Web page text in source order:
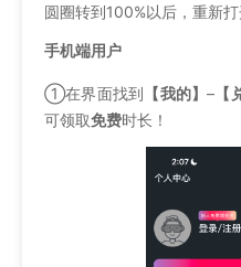
圆圈转到100%以后，重新
手机端用户
①在界面找到 【我的】– 【
可领取免费时长！